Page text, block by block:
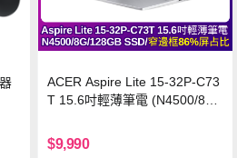
ACER Aspire Lite 15-32P-C73
T 15.6吋輕薄筆電 (N4500/8G/
$9,990